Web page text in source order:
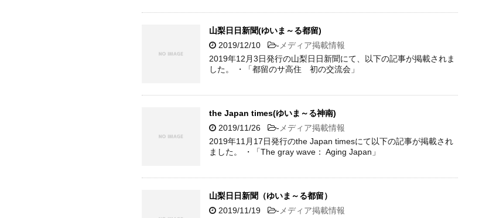
山梨日日新聞(ゆいま～る都留)
2019/12/10
-メディア掲載情報
2019年12月3日発行の山梨日日新聞にて、以下の記事が掲載されま
した。 ・「都留のサ高住 初の交流会」
the Japan times(ゆいま～る神南)
2019/11/26
-メディア掲載情報
2019年11月17日発行のthe Japan timesにて以下の記事が掲載され
ました。 ・「The gray wave： Aging Japan」
山梨日日新聞（ゆいま～る都留）
2019/11/19
-メディア掲載情報